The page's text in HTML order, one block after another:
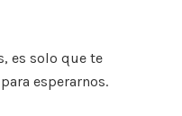
es solo que te
esperarnos.